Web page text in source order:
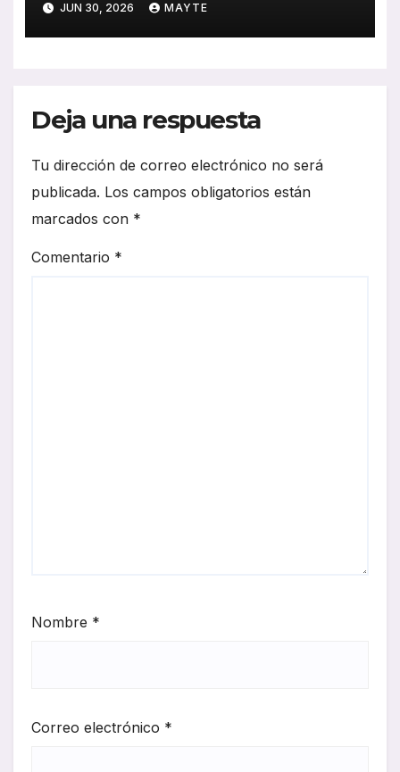
Tech para reforzar su flota
JUN 30, 2026 MAYTE
Deja una respuesta
Tu dirección de correo electrónico no será
publicada. Los campos obligatorios están
marcados con *
Comentario *
Nombre *
Correo electrónico *